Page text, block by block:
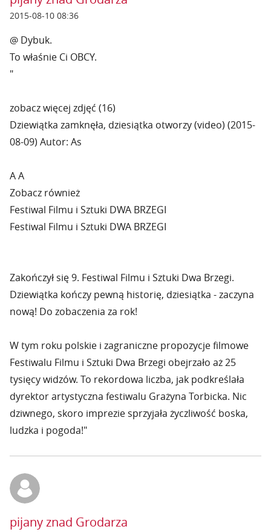
2015-08-10 08:36
@ Dybuk.
To właśnie Ci OBCY.
"
zobacz więcej zdjęć (16)
Dziewiątka zamknęła, dziesiątka otworzy (video) (2015-
08-09) Autor: As
A A
Zobacz również
Festiwal Filmu i Sztuki DWA BRZEGI
Festiwal Filmu i Sztuki DWA BRZEGI
Zakończył się 9. Festiwal Filmu i Sztuki Dwa Brzegi.
Dziewiątka kończy pewną historię, dziesiątka - zaczyna
nową! Do zobaczenia za rok!
W tym roku polskie i zagraniczne propozycje filmowe
Festiwalu Filmu i Sztuki Dwa Brzegi obejrzało aż 25
tysięcy widzów. To rekordowa liczba, jak podkreślała
dyrektor artystyczna festiwalu Grażyna Torbicka. Nic
dziwnego, skoro imprezie sprzyjała życzliwość boska,
ludzka i pogoda!"
pijany znad Grodarza